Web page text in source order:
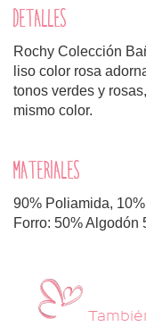
DETALLES
Rochy Colección
liso color rosa
tonos verdes y
mismo color.
MATERIALES
90% Poliamida,
Forro: 50% Algodón